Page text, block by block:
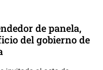
de panela,
del gobierno de